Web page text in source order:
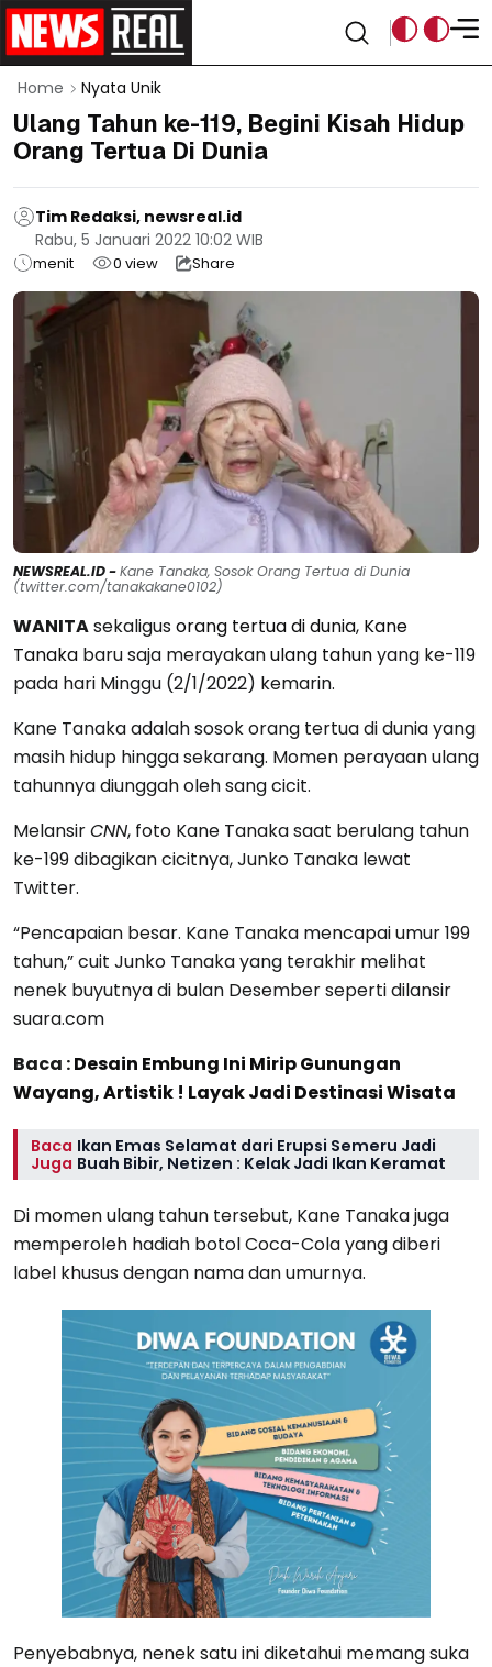
Home Nyata Unik
Ulang Tahun ke-119, Begini Kisah Hidup
Orang Tertua Di Dunia
Tim Redaksi, newsreal.id
Rabu, 5 Januari 2022 10:02 WIB
menit 0 view Share
NEWSREAL.ID -Kane Tanaka, Sosok Orang Tertua di Dunia
(twitter.com/tanakakane0102)
WANITAsekaligusorang tertua di dunia, Kane
Tanaka baru saja merayakanulang tahunyang ke-119
pada hari Minggu (2/1/2022) kemarin.
Kane Tanaka adalah sosok orang tertua di dunia yang
masih hidup hingga sekarang. Momen perayaan ulang
tahunnya diunggah oleh sang cicit.
MelansirCNN, foto Kane Tanaka saat berulang tahun
ke-199 dibagikan cicitnya, Junko Tanaka lewat
Twitter.
“Pencapaian besar. Kane Tanaka mencapai umur 199
tahun,” cuit Junko Tanaka yang terakhir melihat
nenek buyutnya di bulan Desember seperti dilansir
suara.com
Baca :Desain Embung Ini Mirip Gunungan
Wayang, Artistik ! Layak Jadi Destinasi Wisata
Baca
Juga
Ikan Emas Selamat dari Erupsi Semeru Jadi
Buah Bibir, Netizen : Kelak Jadi Ikan Keramat
Di momen ulang tahun tersebut, Kane Tanaka juga
memperoleh hadiah botol Coca-Cola yang diberi
label khusus dengan nama dan umurnya.
Penyebabnya, nenek satu ini diketahui memang suka